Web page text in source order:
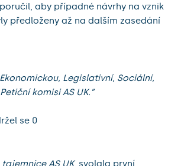
aby případné návrhy na vznik
předloženy až na dalším zasedání
Legislativní, Sociální,
komisi AS UK.”
se 0
AS UK, svolala první